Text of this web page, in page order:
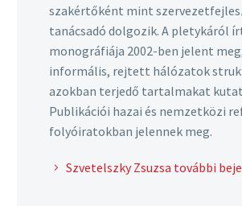
szakértőként mint
tanácsadó dolgozik. A pletykáról
monográfiája 2002-ben jelent
informális, rejtett hálózatok
azokban terjedő tartalmakat
Publikációi hazai és nemzetközi
folyóiratokban jelennek meg.
Szvetelszky Zsuzsa további